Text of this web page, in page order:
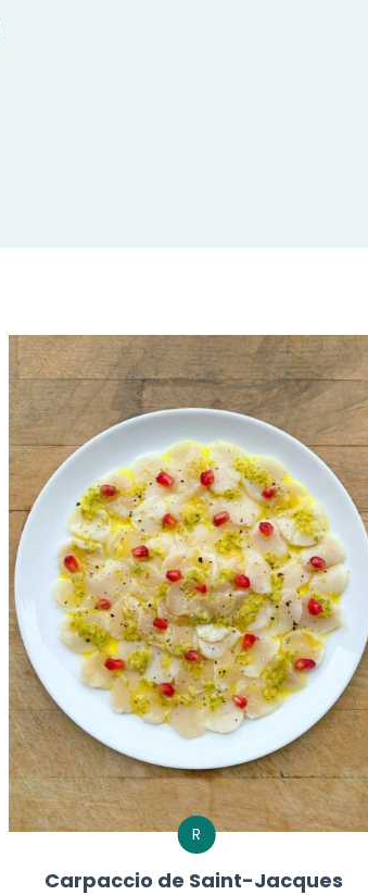
R
Carpaccio de Saint-Jacques